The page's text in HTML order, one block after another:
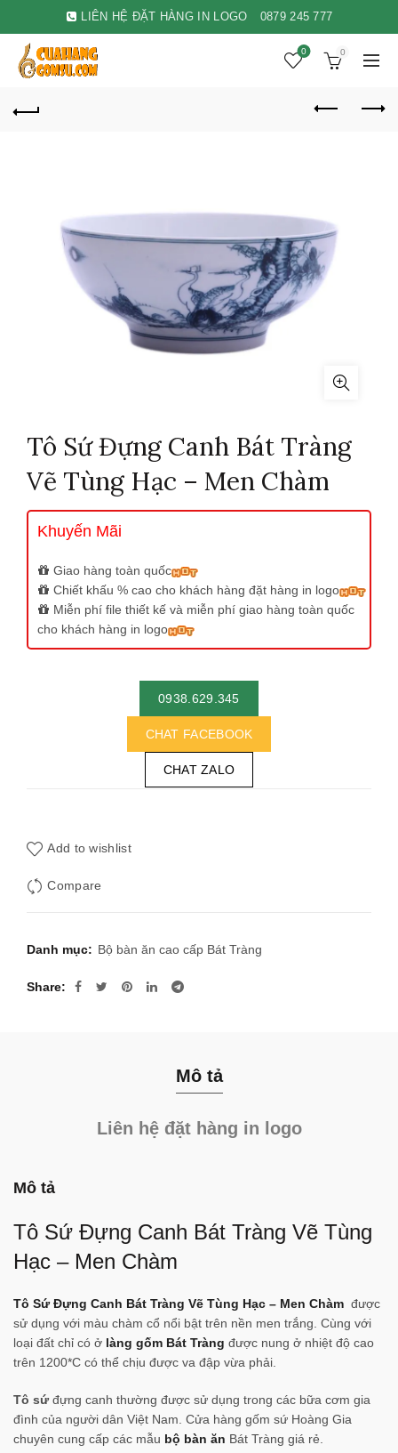
LIÊN HỆ ĐẶT HÀNG IN LOGO 0879 245 777
0 0
Tô Sứ Đựng Canh Bát Tràng
Vẽ Tùng Hạc – Men Chàm
Khuyến Mãi
Giao hàng toàn quốc
Chiết khấu % cao cho khách hàng đặt hàng in logo
Miễn phí file thiết kế và miễn phí giao hàng toàn quốc
cho khách hàng in logo
0938.629.345
CHAT FACEBOOK
CHAT ZALO
Add to wishlist
Compare
Danh mục: Bộ bàn ăn cao cấp Bát Tràng
Share
Mô tả
Liên hệ đặt hàng in logo
Mô tả
Tô Sứ Đựng Canh Bát Tràng Vẽ Tùng
Hạc – Men Chàm
Tô Sứ Đựng Canh Bát Tràng Vẽ Tùng Hạc – Men Chàm được
sử dụng với màu chàm cổ nổi bật trên nền men trắng. Cùng với
loại đất chỉ có ở làng gốm Bát Tràng được nung ở nhiệt độ cao
trên 1200*C có thể chịu được va đập vừa phải.
Tô sứđựng canh thường được sử dụng trong các bữa cơm gia
đình của người dân Việt Nam. Cửa hàng gốm sứ Hoàng Gia
chuyên cung cấp các mẫu bộ bàn ăn Bát Tràng giá rẻ.